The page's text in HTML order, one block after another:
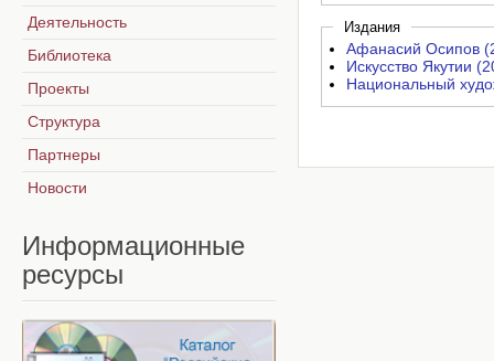
Издания
Афанасий Осипов
Искусство Якутии
Национальный
Деятельность
Библиотека
Проекты
Структура
Партнеры
Новости
Информационные
ресурсы